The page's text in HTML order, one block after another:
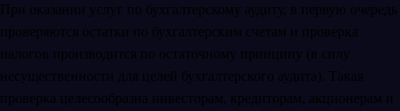
При оказании услуг по бухгалтерскому аудиту, в первую очередь
проверяются остатки по бухгалтерским счетам и проверка
налогов производится по остаточному принципу (в силу
несущественности для целей бухгалтерского аудита). Такая
проверка целесообразна инвесторам, кредиторам, акционерам и